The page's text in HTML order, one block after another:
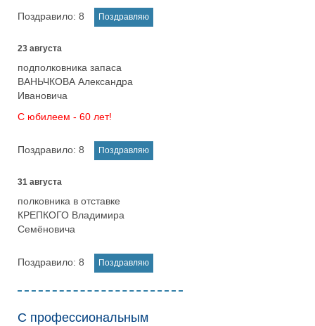
Поздравило: 8
23 августа
подполковника запаса
ВАНЬЧКОВА Александра
Ивановича
С юбилеем - 60 лет!
Поздравило: 8
31 августа
полковника в отставке
КРЕПКОГО Владимира
Семёновича
Поздравило: 8
С профессиональным